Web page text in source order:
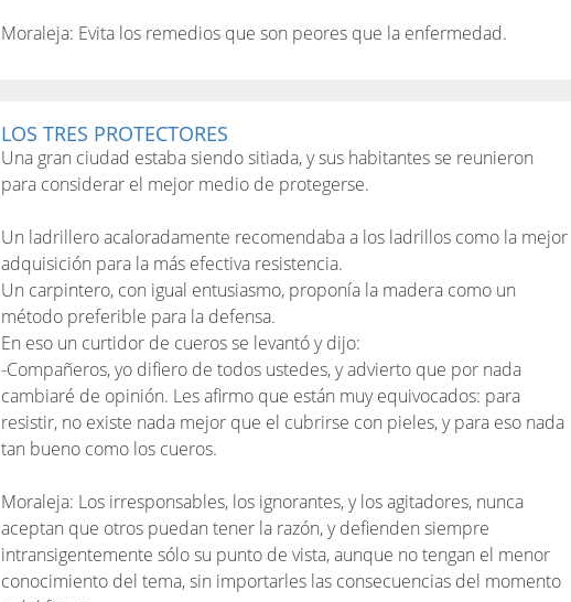
Moraleja: Evita los remedios que son peores que la enfermedad.
LOS TRES PROTECTORES
Una gran ciudad estaba siendo sitiada, y sus habitantes se reunieron
para considerar el mejor medio de protegerse.
Un ladrillero acaloradamente recomendaba a los ladrillos como la mejor
adquisición para la más efectiva resistencia.
Un carpintero, con igual entusiasmo, proponía la madera como un
método preferible para la defensa.
En eso un curtidor de cueros se levantó y dijo:
-Compañeros, yo difiero de todos ustedes, y advierto que por nada
cambiaré de opinión. Les afirmo que están muy equivocados: para
resistir, no existe nada mejor que el cubrirse con pieles, y para eso nada
tan bueno como los cueros.
Moraleja: Los irresponsables, los ignorantes, y los agitadores, nunca
aceptan que otros puedan tener la razón, y defienden siempre
intransigentemente sólo su punto de vista, aunque no tengan el menor
conocimiento del tema, sin importarles las consecuencias del momento